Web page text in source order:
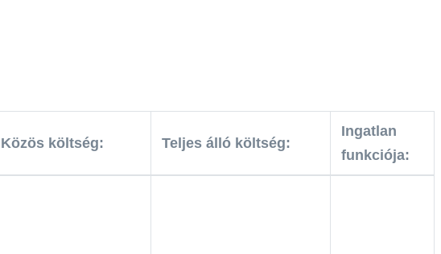
Közös költség: Teljes álló költség:
Ingatlan
funkciója: